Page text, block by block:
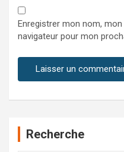
Enregistrer mon nom,
navigateur pour mon
Recherche